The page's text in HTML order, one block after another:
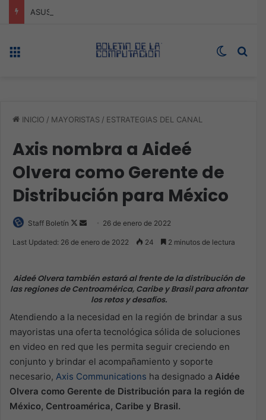
Switch
INICIO / MAYORISTAS / ESTRATEGIAS DEL CANAL
Axis nombra a Aideé
Olvera como Gerente de
Distribución para México
Staff Boletín
Follow
Send 26 de enero de 2022
Last Updated: 26 de enero de 2022 24 2 minutos de lectura
Aideé Olvera también estará al frente de la distribución de
las regiones de Centroamérica, Caribe y Brasil para afrontar
los retos y desafíos.
Atendiendo a la necesidad en la región de brindar a sus
mayoristas una oferta tecnológica sólida de soluciones
en video en red que les permita seguir creciendo en
conjunto y brindar el acompañamiento y soporte
necesario, Axis Communications ha designado a Aidée
Olvera como Gerente de Distribución para la región de
México, Centroamérica, Caribe y Brasil.